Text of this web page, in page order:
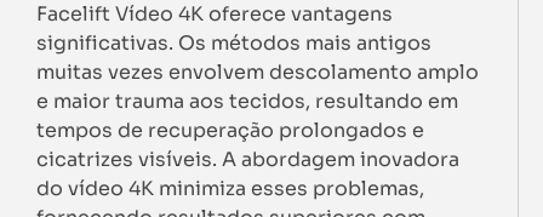
Facelift Vídeo 4K oferece vantagens
significativas. Os métodos mais antigos
muitas vezes envolvem descolamento amplo
e maior trauma aos tecidos, resultando em
tempos de recuperação prolongados e
cicatrizes visíveis. A abordagem inovadora
do vídeo 4K minimiza esses problemas,